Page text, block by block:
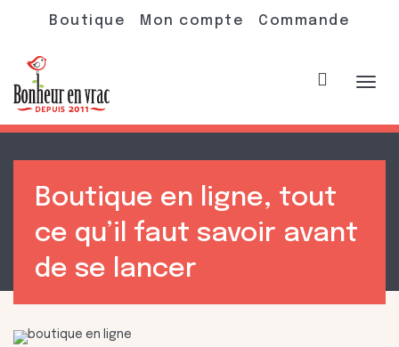
Boutique Mon compte Commande
Boutique en ligne, tout
ce qu’il faut savoir avant
de se lancer